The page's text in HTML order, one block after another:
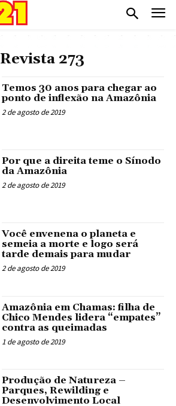
Revista 273
Temos 30 anos para chegar ao
ponto de inflexão na Amazônia
2 de agosto de 2019
Por que a direita teme o Sínodo
da Amazônia
2 de agosto de 2019
Você envenena o planeta e
semeia a morte e logo será
tarde demais para mudar
2 de agosto de 2019
Amazônia em Chamas: filha de
Chico Mendes lidera “empates”
contra as queimadas
1 de agosto de 2019
Produção de Natureza –
Parques, Rewilding e
Desenvolvimento Local